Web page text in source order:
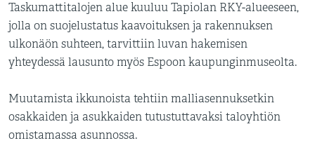
Taskumattitalojen alue kuuluu Tapiolan RKY-alueeseen,
jolla on suojelustatus kaavoituksen ja rakennuksen
ulkonäön suhteen, tarvittiin luvan hakemisen
yhteydessä lausunto myös Espoon kaupunginmuseolta.
Muutamista ikkunoista tehtiin malliasennuksetkin
osakkaiden ja asukkaiden tutustuttavaksi taloyhtiön
omistamassa asunnossa.